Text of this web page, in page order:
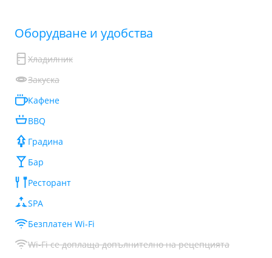
Обoрудване и удобства
Хладилник
Закуска
Кафене
BBQ
Градина
Бар
Ресторант
SPA
Безплатен Wi-Fi
Wi-Fi се доплаща допълнително на рецепцията